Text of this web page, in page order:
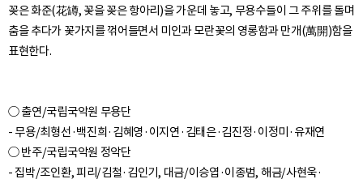
꽂은 화준(花罇, 꽃을 꽂은 항아리)을 가운데 놓고, 무용수들이 그 주위를 돌며
춤을 추다가 꽃가지를 꺾어들면서 미인과 모란꽃의 영롱함과 만개(萬開)함을
○ 출연/국립국악원 무용단
- 무용/최형선·백진희·김혜영·이지연·김태은·김진정·이정미·유재연
○ 반주/국립국악원 정악단
- 집박/조인환, 피리/김철·김인기, 대금/이승엽·이종범, 해금/사현욱·